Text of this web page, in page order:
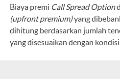
Biaya premi Call Spread Option
(upfront premium)yang
dihitung berdasarkan jumlah
yang disesuaikan dengan kondisi